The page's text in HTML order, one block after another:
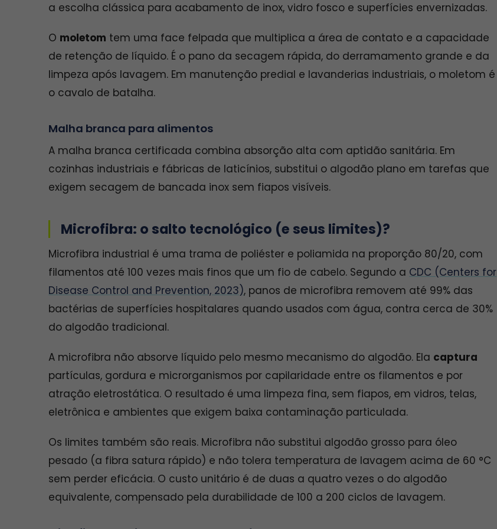
a escolha clássica para acabamento de inox, vidro fosco e superfícies envernizadas.
O moletom tem uma face felpada que multiplica a área de contato e a capacidade
de retenção de líquido. É o pano da secagem rápida, do derramamento grande e da
limpeza após lavagem. Em manutenção predial e lavanderias industriais, o moletom é
o cavalo de batalha.
Malha branca para alimentos
A malha branca certificada combina absorção alta com aptidão sanitária. Em
cozinhas industriais e fábricas de laticínios, substitui o algodão plano em tarefas que
exigem secagem de bancada inox sem fiapos visíveis.
Microfibra: o salto tecnológico (e seus limites)?
Microfibra industrial é uma trama de poliéster e poliamida na proporção 80/20, com
filamentos até 100 vezes mais finos que um fio de cabelo. Segundo a CDC (Centers for
Disease Control and Prevention, 2023), panos de microfibra removem até 99% das
bactérias de superfícies hospitalares quando usados com água, contra cerca de 30%
do algodão tradicional.
A microfibra não absorve líquido pelo mesmo mecanismo do algodão. Ela captura
partículas, gordura e microrganismos por capilaridade entre os filamentos e por
atração eletrostática. O resultado é uma limpeza fina, sem fiapos, em vidros, telas,
eletrônica e ambientes que exigem baixa contaminação particulada.
Os limites também são reais. Microfibra não substitui algodão grosso para óleo
pesado (a fibra satura rápido) e não tolera temperatura de lavagem acima de 60 °C
sem perder eficácia. O custo unitário é de duas a quatro vezes o do algodão
equivalente, compensado pela durabilidade de 100 a 200 ciclos de lavagem.